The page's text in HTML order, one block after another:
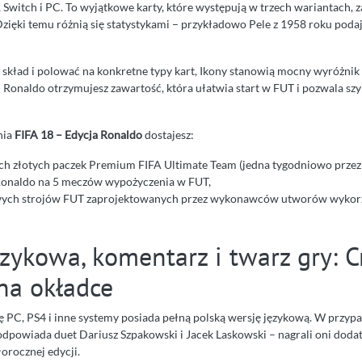
Switch i PC. To wyjątkowe karty, które występują w trzech wariantach,
temu różnią się statystykami – przykładowo Pele z 1958 roku
i polować na konkretne typy kart, Ikony stanowią mocny
otrzymujesz zawartość, która ułatwia start w FUT i pozwala
FIFA 18 – Edycja Ronaldodostajesz:
złotych paczek Premium FIFA Ultimate Team (jedna tygodniowo
na 5 meczów wypożyczenia w FUT,
strojów FUT zaprojektowanych przez wykonawców utworów
komentarz i twarz gry:
okładce
PS4 i inne systemy posiada pełną polską wersję językową. W
duet Dariusz Szpakowski i Jacek Laskowski – nagrali oni
edycji.